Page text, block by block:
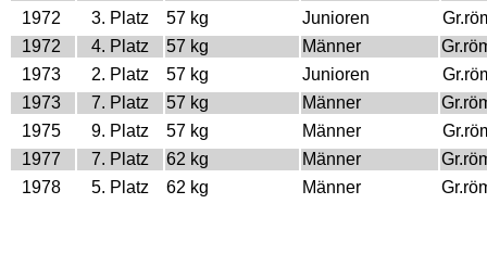
1972
3. Platz 57 kg Junioren
1972
4. Platz 57 kg Männer
1973
2. Platz 57 kg Junioren
1973
7. Platz 57 kg Männer
1975
9. Platz 57 kg Männer
1977
7. Platz 62 kg Männer
1978
5. Platz 62 kg Männer